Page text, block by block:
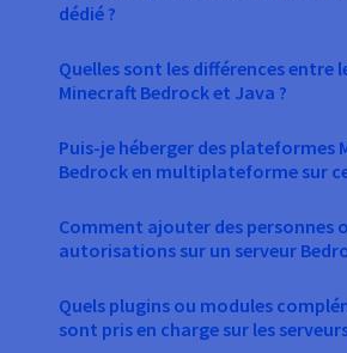
dédié ?
Quelles sont les différences entre
Minecraft Bedrock et Java ?
Puis-je héberger des plateformes
Bedrock en multiplateforme sur
Comment ajouter des personnes
autorisations sur un serveur
Quels plugins ou modules
sont pris en charge sur les